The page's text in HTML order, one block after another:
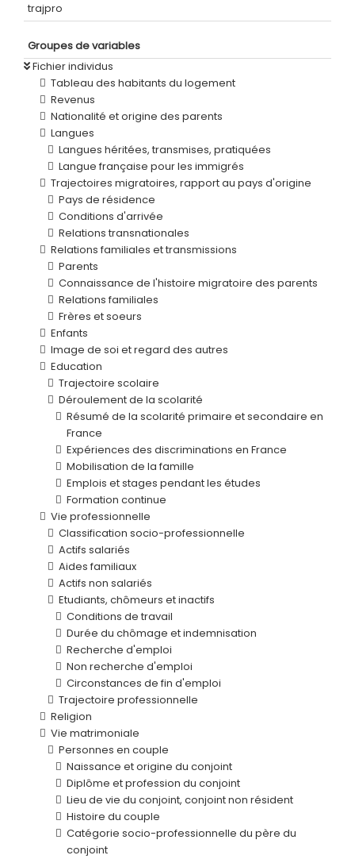
trajpro
Groupes de variables
Fichier individus
Tableau des habitants du logement
Revenus
Nationalité et origine des parents
Langues
Langues héritées, transmises, pratiquées
Langue française pour les immigrés
Trajectoires migratoires, rapport au pays d'origine
Pays de résidence
Conditions d'arrivée
Relations transnationales
Relations familiales et transmissions
Parents
Connaissance de l'histoire migratoire des parents
Relations familiales
Frères et soeurs
Enfants
Image de soi et regard des autres
Education
Trajectoire scolaire
Déroulement de la scolarité
Résumé de la scolarité primaire et secondaire en
France
Expériences des discriminations en France
Mobilisation de la famille
Emplois et stages pendant les études
Formation continue
Vie professionnelle
Classification socio-professionnelle
Actifs salariés
Aides familiaux
Actifs non salariés
Etudiants, chômeurs et inactifs
Conditions de travail
Durée du chômage et indemnisation
Recherche d'emploi
Non recherche d'emploi
Circonstances de fin d'emploi
Trajectoire professionnelle
Religion
Vie matrimoniale
Personnes en couple
Naissance et origine du conjoint
Diplôme et profession du conjoint
Lieu de vie du conjoint, conjoint non résident
Histoire du couple
Catégorie socio-professionnelle du père du
conjoint